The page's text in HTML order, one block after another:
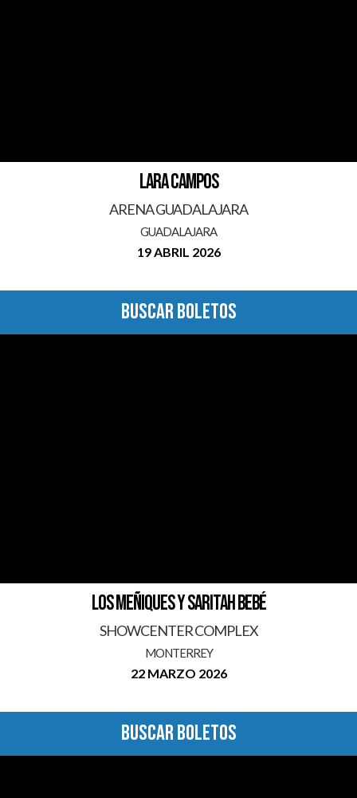
LARA CAMPOS
ARENA GUADALAJARA
GUADALAJARA
19 ABRIL 2026
BUSCAR BOLETOS
LOS MEÑIQUES Y SARITAH BEBÉ
SHOWCENTER COMPLEX
MONTERREY
22 MARZO 2026
BUSCAR BOLETOS